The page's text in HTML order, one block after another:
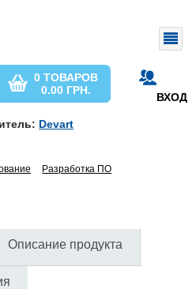
ВХОД
0 ТОВАРОВ
0.00 ГРН.
Devart
Разработка ПО
Описание продукта